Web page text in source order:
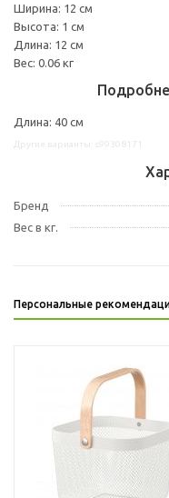
Ширина: 12 см
Высота: 1 см
Длина: 12 см
Вес: 0.06 кг
Длина: 40 см
Бренд
Вес в кг.
Персональные